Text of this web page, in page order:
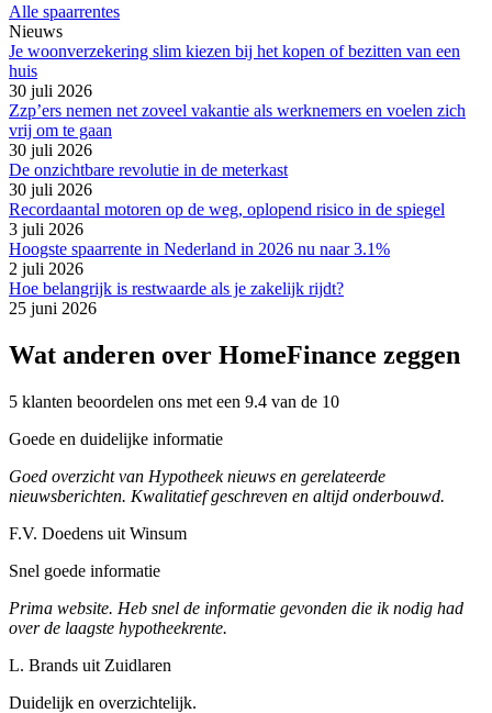
Alle spaarrentes
Nieuws
Je woonverzekering slim kiezen bij het kopen of bezitten van een
huis
30 juli 2026
Zzp’ers nemen net zoveel vakantie als werknemers en voelen zich
vrij om te gaan
30 juli 2026
De onzichtbare revolutie in de meterkast
30 juli 2026
Recordaantal motoren op de weg, oplopend risico in de spiegel
3 juli 2026
Hoogste spaarrente in Nederland in 2026 nu naar 3.1%
2 juli 2026
Hoe belangrijk is restwaarde als je zakelijk rijdt?
25 juni 2026
Wat anderen over HomeFinance zeggen
5 klanten beoordelen ons met een 9.4 van de 10
Goede en duidelijke informatie
Goed overzicht van Hypotheek nieuws en gerelateerde
nieuwsberichten. Kwalitatief geschreven en altijd onderbouwd.
F.V. Doedens uit Winsum
Snel goede informatie
Prima website. Heb snel de informatie gevonden die ik nodig had
over de laagste hypotheekrente.
L. Brands uit Zuidlaren
Duidelijk en overzichtelijk.